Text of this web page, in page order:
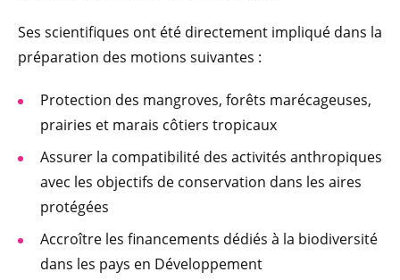
Ses scientifiques ont été directement impliqué dans la
préparation des motions suivantes :
Protection des mangroves, forêts marécageuses,
prairies et marais côtiers tropicaux
Assurer la compatibilité des activités anthropiques
avec les objectifs de conservation dans les aires
protégées
Accroître les financements dédiés à la biodiversité
dans les pays en Développement